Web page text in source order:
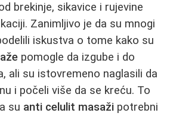
brekinje, sikavice i rujevine
Zanimljivo je da su mnogi
iskustva o tome kako su
pomogle da izgube i do
ali su istovremeno naglasili da
i počeli više da se kreću. To
su anti celulit masaži potrebni